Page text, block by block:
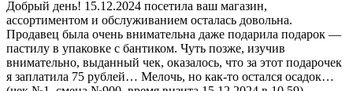
Добрый день! 15.12.2024 посетила ваш магазин,
ассортиментом и обслуживанием осталась довольна.
Продавец была очень внимательна даже подарила подарок —
пастилу в упаковке с бантиком. Чуть позже, изучив
внимательно, выданный чек, оказалось, что за этот подарочек
я заплатила 75 рублей… Мелочь, но как-то остался осадок…